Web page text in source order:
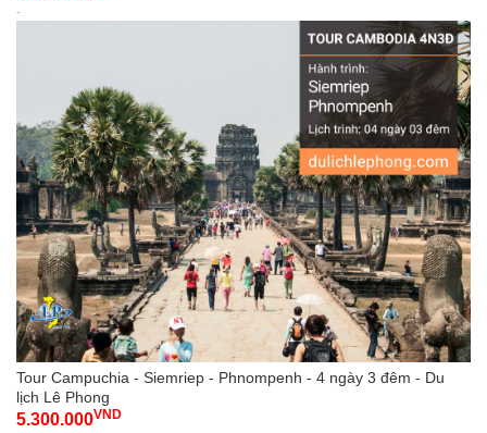
-
Tour Campuchia - Siemriep - Phnompenh - 4 ngày 3 đêm - Du
lịch Lê Phong
5.300.000VND